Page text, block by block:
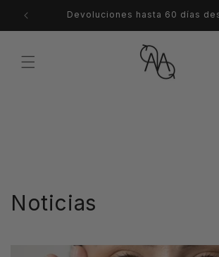
directamente
al contenido
Devoluciones hasta 60 días
Noticias